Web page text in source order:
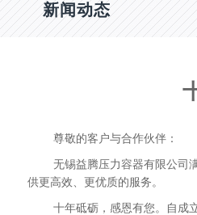
新闻动态
尊敬的客户与合作伙伴：
无锡益腾压力容器有限公司满
供更高效、更优质的服务。
十年砥砺，感恩有您。自成立